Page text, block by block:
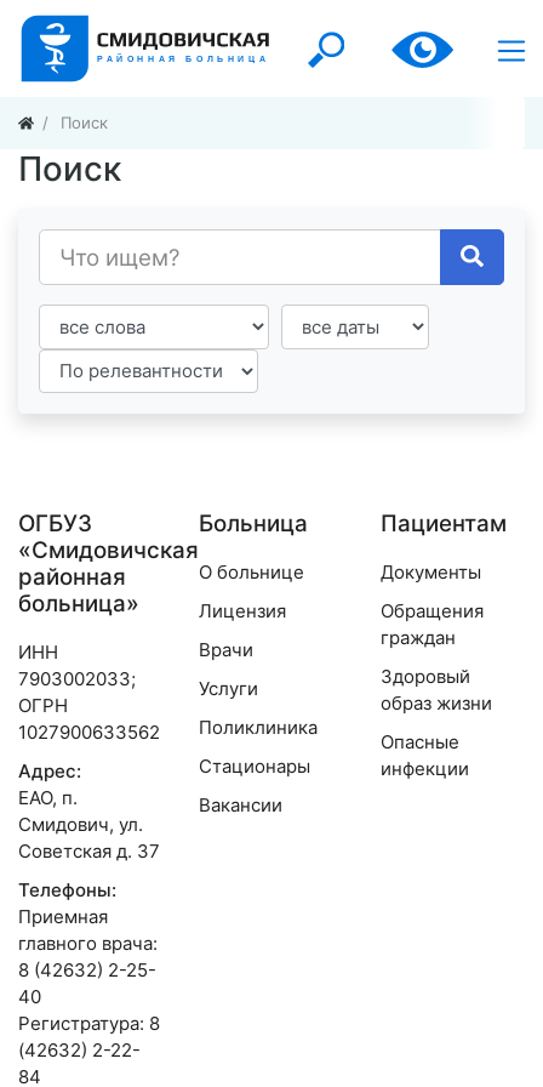
Поиск
Поиск
ОГБУЗ
«Смидовичская
районная
больница»
ИНН
7903002033;
ОГРН
1027900633562­
Адрес:
ЕАО, п.
Смидович, ул.
Советская д. 37
Телефоны:
Приемная
главного врача:
8 (42632) 2-25-
40
Регистратура: 8
(42632) 2-22-
84
Больница
О больнице
Лицензия
Врачи
Услуги
Поликлиника
Стационары
Вакансии
Пациентам
Документы
Обращения
граждан
Здоровый
образ жизни
Опасные
инфекции